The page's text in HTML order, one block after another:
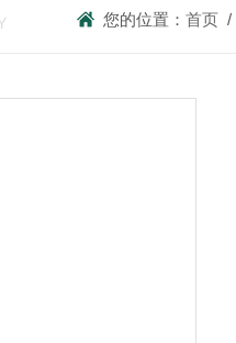
您的位置：首页 /